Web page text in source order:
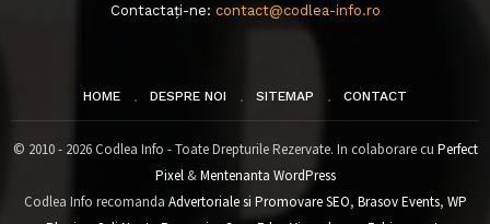
Contactați-ne: contact@codlea-info.ro
HOME DESPRE NOI SITEMAP CONTACT
© 2010 - 2026 Codlea Info - Toate Drepturile Rezervate. In colaborare cu Perfect
Pixel&Mentenanta WordPress
Codlea Info recomanda Advertoriale si Promovare SEO, Brasov Events, WP